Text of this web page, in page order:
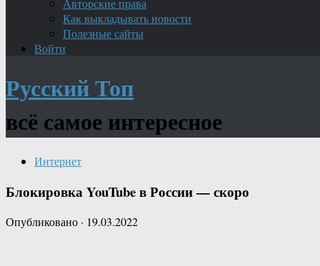
Авторские права
Как выкладывать новости
Полезные сайты
Войти
Русский Топ
всё самое интересное
Интернет
Блокировка YouTube в России — скоро
Опубликовано · 19.03.2022